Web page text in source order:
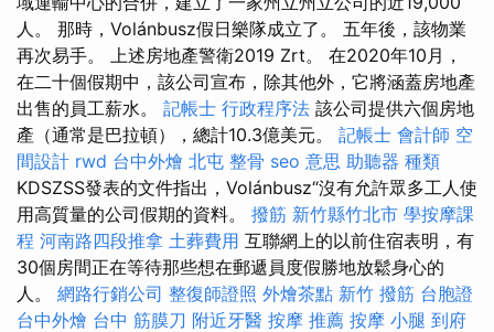
人。 那時，Volánbusz假日樂隊成立了。 五年後，該物業
再次易手。 上述房地產警衛2019 Zrt。 在2020年10月，
在二十個假期中，該公司宣布，除其他外，它將涵蓋房地產
出售的員工薪水。 記帳士 行政程序法 該公司提供六個房地
產（通常是巴拉頓），總計10.3億美元。 記帳士 會計師 空
間設計 rwd 台中外燴 北屯 整骨 seo 意思 助聽器 種類
KDSZSS發表的文件指出，Volánbusz“沒有允許眾多工人使
用高質量的公司假期的資料。 撥筋 新竹縣竹北市 學按摩課
程 河南路四段推拿 土葬費用 互聯網上的以前住宿表明，有
30個房間正在等待那些想在郵遞員度假勝地放鬆身心的
人。 網路行銷公司 整復師證照 外燴茶點 新竹 撥筋 台胞證
台中外燴 台中 筋膜刀 附近牙醫 按摩 推薦 按摩 小腿 到府